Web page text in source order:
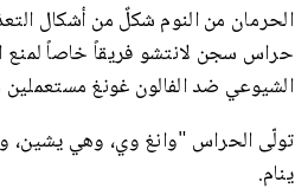
الحرمان من النوم شكلٌ من أشكال
حراس سجن لانتشو فريقاً خاصاً لمنع
الشيوعي ضد الفالون غونغ
تولّى الحراس "وانغ وي، وهي يشين،
ينام.